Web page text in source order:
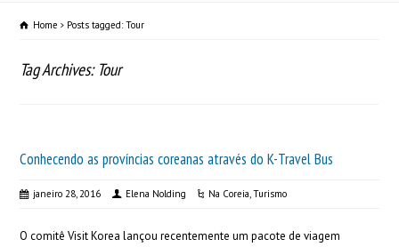
Home Posts tagged: Tour
Tag Archives: Tour
Conhecendo as províncias coreanas através do K-Travel Bus
janeiro 28, 2016 Elena Nolding Na Coreia,Turismo
O comitê Visit Korea lançou recentemente um pacote de viagem